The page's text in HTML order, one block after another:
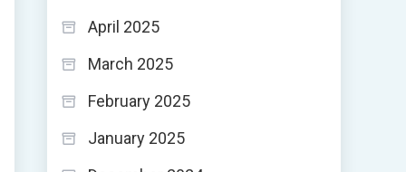
April 2025
March 2025
February 2025
January 2025